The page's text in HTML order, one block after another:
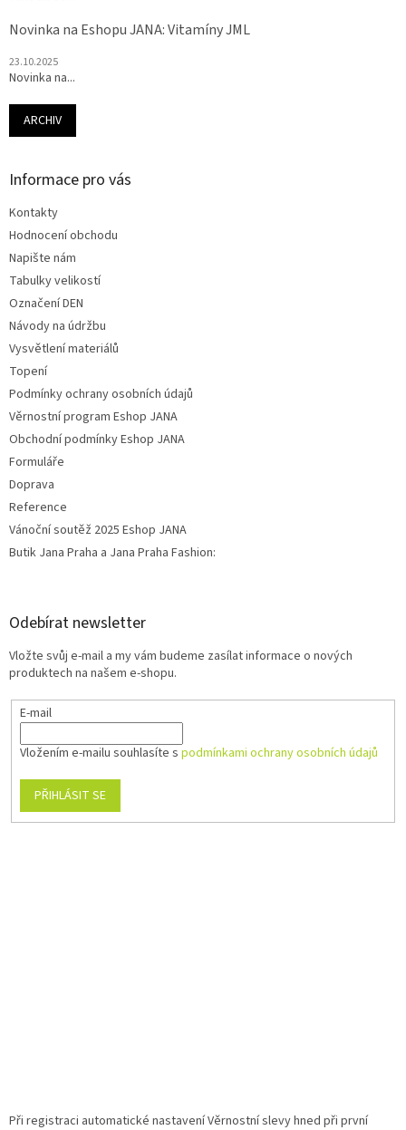
Novinka na Eshopu JANA: Vitamíny JML
23.10.2025
Novinka na...
ARCHIV
Informace pro vás
Kontakty
Hodnocení obchodu
Napište nám
Tabulky velikostí
Označení DEN
Návody na údržbu
Vysvětlení materiálů
Topení
Podmínky ochrany osobních údajů
Věrnostní program Eshop JANA
Obchodní podmínky Eshop JANA
Formuláře
Doprava
Reference
Vánoční soutěž 2025 Eshop JANA
Butik Jana Praha a Jana Praha Fashion:
Odebírat newsletter
Vložte svůj e-mail a my vám budeme zasílat informace o nových
produktech na našem e-shopu.
E-mail
Vložením e-mailu souhlasíte s podmínkami ochrany osobních údajů
PŘIHLÁSIT SE
Při registraci automatické nastavení Věrnostní slevy hned při první